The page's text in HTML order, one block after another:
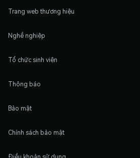
Trang web thương hiệu
Nghề nghiệp
Tổ chức sinh viên
Thông báo
Bảo mật
Chính sách bảo mật